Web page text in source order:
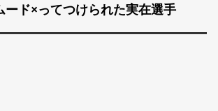
ード×ってつけられた実在選手